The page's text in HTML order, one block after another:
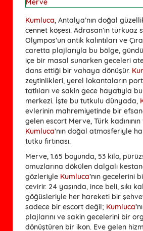
Kumluca, Antalya’nın doğal
cennet köşesi. Adrasan’ın turkuaz
Olympos’un antik kalıntıları ve
caretta plajlarıyla bu bölge,
içe bir masal sunarken geceleri
dans ettiği bir vahaya dönüşür.
zeytinlikleri, yerel lokantaların
tatlıları ve sakin gece hayatıyla
merkezi. İşte bu tutkulu dünyada,
evlerinin mahremiyetinde bir
gelen escort Merve, Türk
Kumluca’nın doğal atmosferiyle
tutku fırtınası.
Merve, 1.65 boyunda, 53 kilo,
omuzlarına dökülen dalgalı
gözleriyle Kumluca’nın gecelerini
çevirir. 24 yaşında, ince beli, sıkı
göğüsleriyle her hareketi bir
sadece bir escort değil; Kumluca
plajlarını ve sakin gecelerini bir
dönüştüren bir ikon. Eve gelen